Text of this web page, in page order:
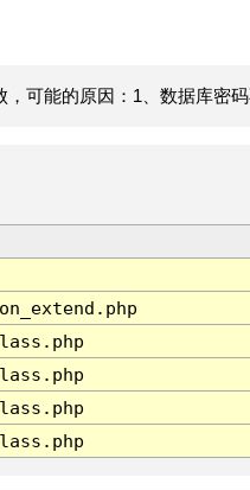
可能的原因：1、数据库密码